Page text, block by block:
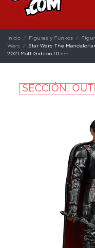
Inicio Figuras y Funkos
Wars
Star Wars The
2021 Moff Gideon 10 cm
SECCIÓN: